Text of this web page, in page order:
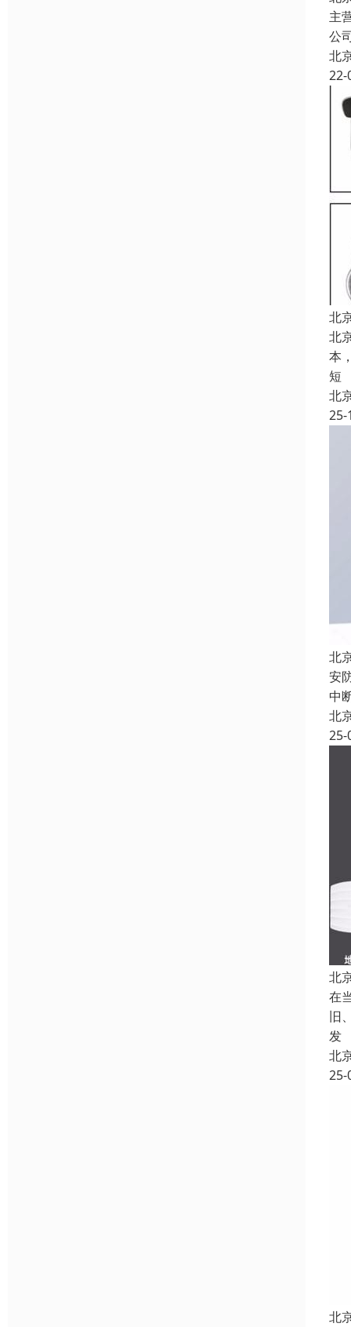
主
公
北
22-
北
北
本
短
北
25-
北
安
中
北
25-
北
在
旧
发
北
25-
北